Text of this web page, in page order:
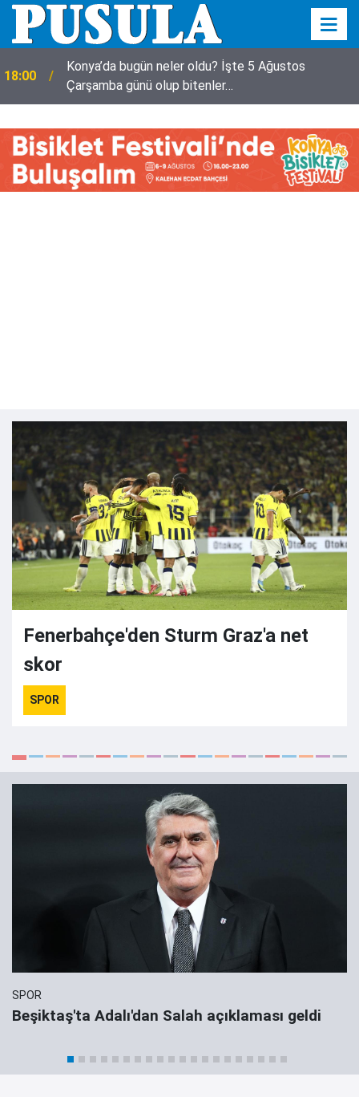
18:00
Konya’da bugün neler oldu? İşte 5 Ağustos
Çarşamba günü olup bitenler…
Fenerbahçe'den Sturm Graz'a net
skor
SPOR
SPOR
Beşiktaş'ta Adalı'dan Salah açıklaması geldi